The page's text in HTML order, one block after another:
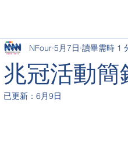
兆冠活動
NFour 5月7日 讀畢需時 1
已更新： 6月9日